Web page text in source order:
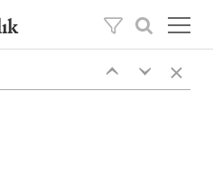
itibaren oğlu
‹
‹ ×